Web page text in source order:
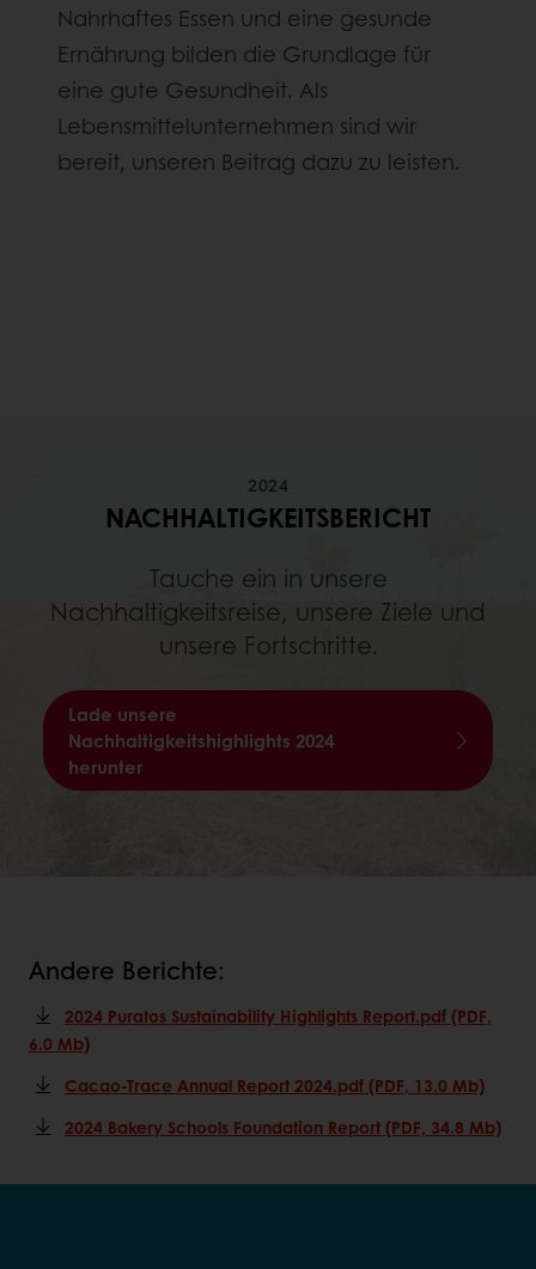
Nahrhaftes Essen und eine gesunde
Ernährung bilden die Grundlage für
eine gute Gesundheit. Als
Lebensmittelunternehmen sind wir
bereit, unseren Beitrag dazu zu leisten.
2024
NACHHALTIGKEITSBERICHT
Tauche ein in unsere
Nachhaltigkeitsreise, unsere Ziele und
unsere Fortschritte.
Lade unsere
Nachhaltigkeitshighlights 2024
herunter
Andere Berichte:
2024 Puratos Sustainability Highlights Report.pdf (PDF,
6.0 Mb)
Cacao-Trace Annual Report 2024.pdf (PDF, 13.0 Mb)
2024 Bakery Schools Foundation Report (PDF, 34.8 Mb)